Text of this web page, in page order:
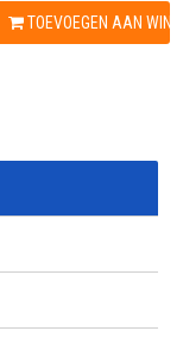
TOEVOEGEN AAN